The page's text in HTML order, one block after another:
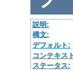
説明:
構文:
デフォルト:
コンテキス
ステータス: